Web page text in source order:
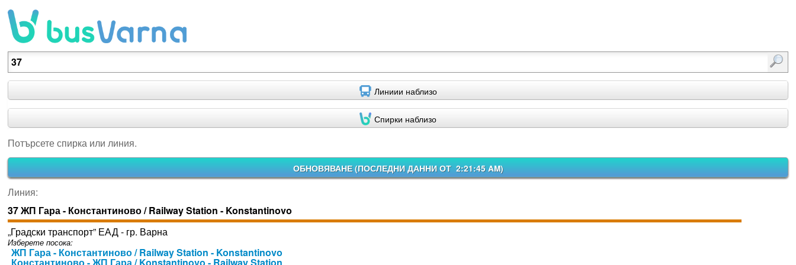
Потърсете спирка или линия.
Линиии наблизо
Спирки наблизо
Потърсете спирка или линия.
ОБНОВЯВАНЕ (ПОСЛЕДНИ ДАННИ ОТ 2:21:45 AM)
Линия:
37 ЖП Гара - Константиново / Railway Station - Konstantinovo
„Градски транспорт” ЕАД - гр. Варна
Изберете посока:
ЖП Гара - Константиново / Railway Station - Konstantinovo